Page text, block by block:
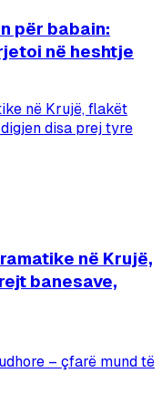
për babain:
në heshtje
në Krujë,
banesave,